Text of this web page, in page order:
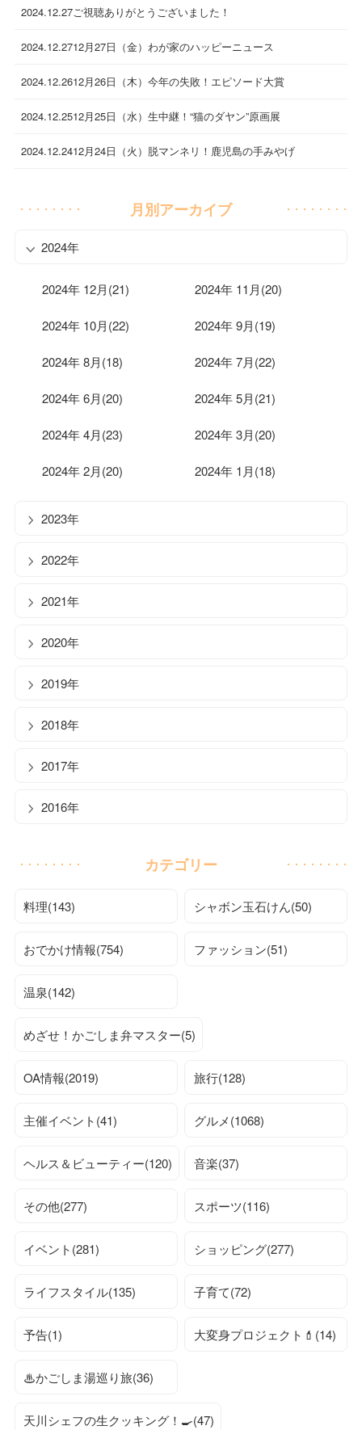
2024.12.27ご視聴ありがとうございました！
2024.12.2712月27日（金）わが家のハッピーニュース
2024.12.2612月26日（木）今年の失敗！エピソード大賞
2024.12.2512月25日（水）生中継！“猫のダヤン”原画展
2024.12.2412月24日（火）脱マンネリ！鹿児島の手みやげ
月別アーカイブ
2024年
2024年 12月(21) 2024年 11月(20)
2024年 10月(22) 2024年 9月(19)
2024年 8月(18) 2024年 7月(22)
2024年 6月(20) 2024年 5月(21)
2024年 4月(23) 2024年 3月(20)
2024年 2月(20) 2024年 1月(18)
2023年
2022年
2021年
2020年
2019年
2018年
2017年
2016年
カテゴリー
料理(143) シャボン玉石けん(50)
おでかけ情報(754) ファッション(51)
温泉(142)
めざせ！かごしま弁マスター(5)
OA情報(2019) 旅行(128)
主催イベント(41) グルメ(1068)
ヘルス＆ビューティー(120) 音楽(37)
その他(277) スポーツ(116)
イベント(281) ショッピング(277)
ライフスタイル(135) 子育て(72)
予告(1) 大変身プロジェクト💄(14)
♨かごしま湯巡り旅(36)
天川シェフの生クッキング！🍳(47)